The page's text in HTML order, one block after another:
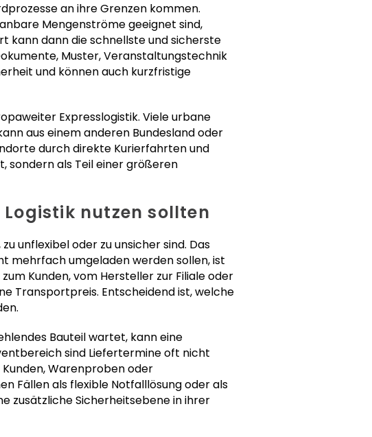
an ihre Grenzen kommen.
Mengenströme geeignet sind,
kann dann die schnellste und sicherste
Muster, Veranstaltungstechnik
und können auch kurzfristige
Expresslogistik. Viele urbane
aus einem anderen Bundesland oder
durch direkte Kurierfahrten und
sondern als Teil einer größeren
Logistik nutzen sollten
unflexibel oder zu unsicher sind. Das
mehrfach umgeladen werden sollen, ist
Kunden, vom Hersteller zur Filiale oder
Transportpreis. Entscheidend ist, welche
Bauteil wartet, kann eine
sind Liefertermine oft nicht
Warenproben oder
Fällen als flexible Notfalllösung oder als
zusätzliche Sicherheitsebene in ihrer